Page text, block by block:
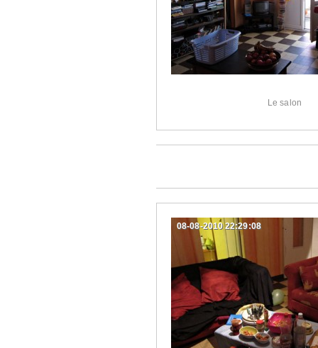
Le salon
08-08-2010 22:29:08